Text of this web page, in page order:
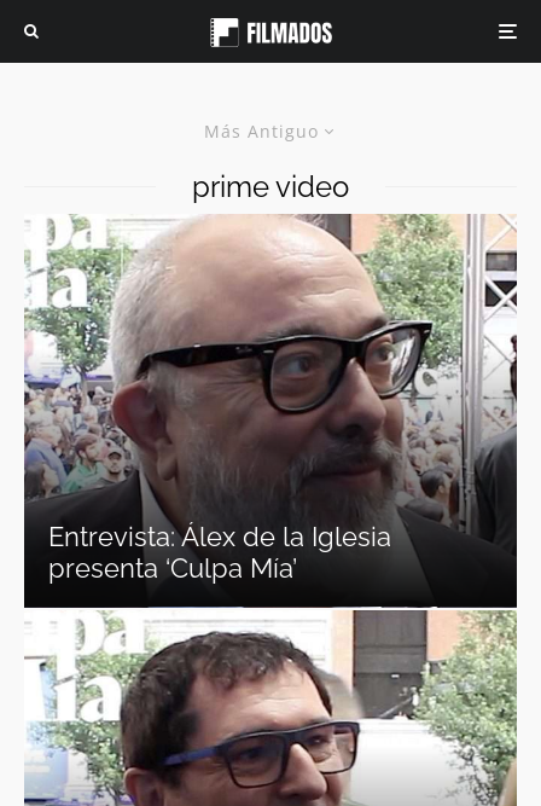
Más Antiguo
prime video
Entrevista: Álex de la Iglesia
presenta ‘Culpa Mía’